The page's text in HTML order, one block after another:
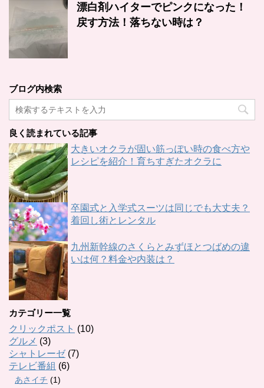
漂白剤ハイターでピンクになった！
戻す方法！落ちない時は？
ブログ内検索
良く読まれている記事
大きいオクラが固い筋っぽい時の食べ方や
レシピを紹介！育ちすぎたオクラに
卒園式と入学式スーツは同じでも大丈夫？
着回し術とレンタル
九州新幹線のさくらとみずほとつばめの違
いは何？料金や内装は？
カテゴリー一覧
クリックポスト (10)
グルメ (3)
シャトレーゼ(7)
テレビ番組 (6)
あさイチ (1)